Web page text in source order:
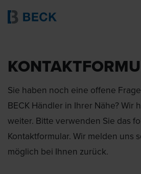
Sie haben noch eine offene
BECK Händler in Ihrer Nähe? Wir
weiter. Bitte verwenden Sie das
Kontaktformular. Wir melden uns
möglich bei Ihnen zurück.